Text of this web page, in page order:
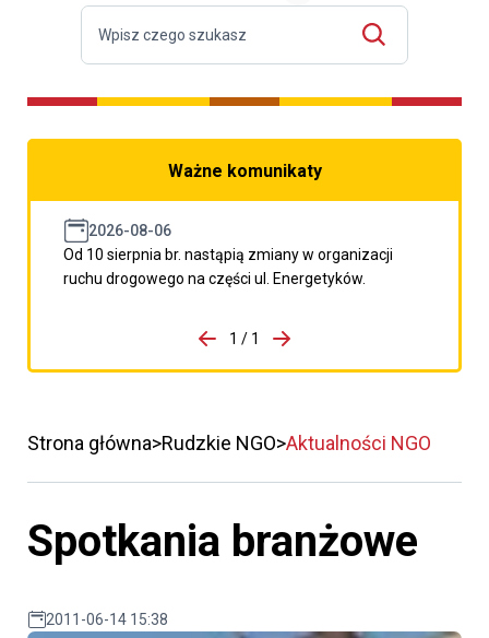
Ważne komunikaty
2026-08-06
Od 10 sierpnia br. nastąpią zmiany w organizacji
ruchu drogowego na części ul. Energetyków.
porzpedniego komunikatu
1 / 1
Przejdź do następnego
Strona główna Rudzkie NGO Aktualności NGO
Spotkania branżowe
2011-06-14 15:38